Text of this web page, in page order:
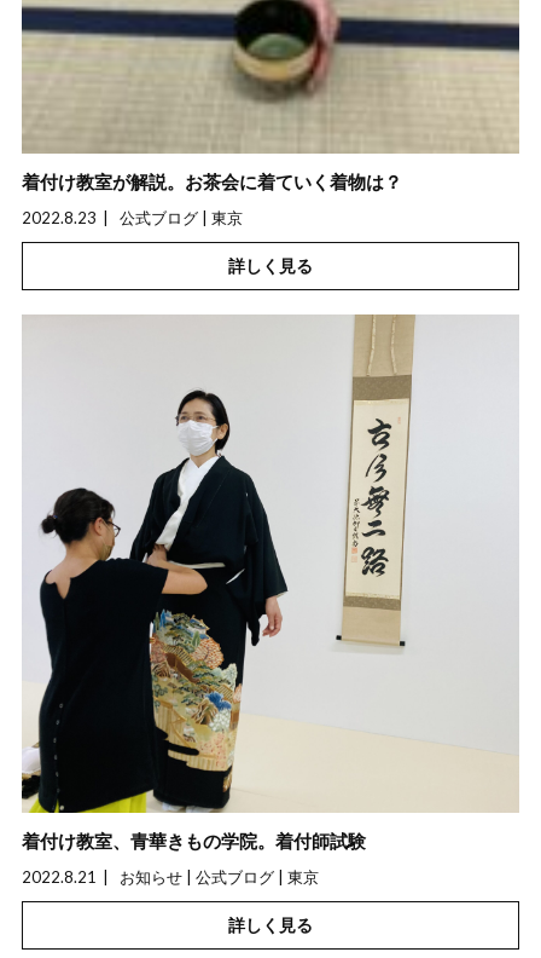
着付け教室が解説。お茶会に着ていく着物は？
2022.8.23
公式ブログ | 東京
詳しく見る
着付け教室、青華きもの学院。着付師試験
2022.8.21
お知らせ | 公式ブログ | 東京
詳しく見る